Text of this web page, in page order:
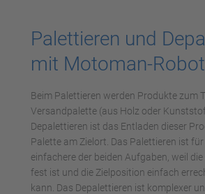
Palettieren und
mit Motoman-
Beim Palettieren werden Produkte zum
Versandpalette (aus Holz oder
Depalettieren ist das Entladen dieser
Palette am Zielort. Das Palettieren ist
einfachere der beiden Aufgaben, weil
fest ist und die Zielposition einfach
kann. Das Depalettieren ist komplexer